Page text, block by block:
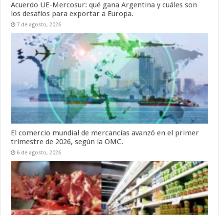
Acuerdo UE-Mercosur: qué gana Argentina y cuáles son
los desafíos para exportar a Europa.
7 de agosto, 2026
El comercio mundial de mercancías avanzó en el primer
trimestre de 2026, según la OMC.
6 de agosto, 2026